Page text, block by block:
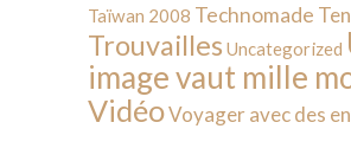
Taïwan 2008 Technomade
Trouvailles Uncategorized
image vaut mille
VidéoVoyager avec des